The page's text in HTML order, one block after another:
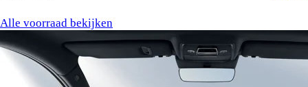
Alle voorraad bekijken